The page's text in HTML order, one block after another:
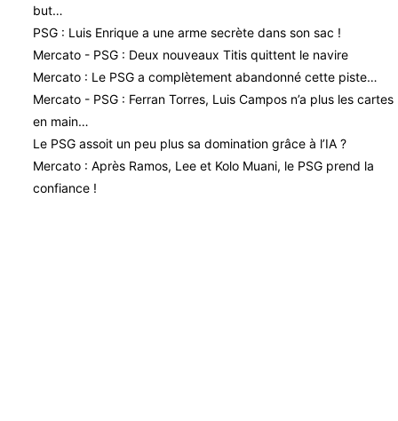
but…
PSG : Luis Enrique a une arme secrète dans son sac !
Mercato - PSG : Deux nouveaux Titis quittent le navire
Mercato : Le PSG a complètement abandonné cette piste…
Mercato - PSG : Ferran Torres, Luis Campos n’a plus les cartes
en main…
Le PSG assoit un peu plus sa domination grâce à l’IA ?
Mercato : Après Ramos, Lee et Kolo Muani, le PSG prend la
confiance !